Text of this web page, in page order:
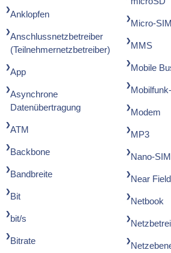
Anklopfen
Anschlussnetzbetreiber
(Teilnehmernetzbetreiber)
App
Asynchrone
Datenübertragung
ATM
Backbone
Bandbreite
Bit
bit/s
Bitrate
Micro-
MMS
Mobile
Modem
MP3
Nano-
Near
Netbook